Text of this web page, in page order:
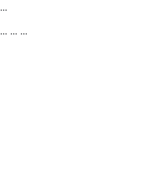
...
... ... ...